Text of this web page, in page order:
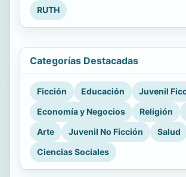
RUTH
Categorías Destacadas
Ficción Educación
Juvenil
Economía y Negocios
Religión
Arte
Juvenil No Ficción
Salud
Ciencias Sociales